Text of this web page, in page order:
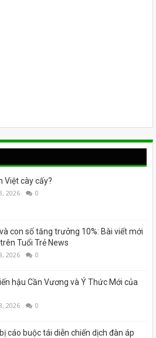
Việt cày cấy?
2026 0
con số tăng trưởng 10%: Bài viết mới
Tuổi Trẻ News
2026 0
hậu Cần Vương và Ý Thức Mới của
2026 0
cáo buộc tái diễn chiến dịch đàn áp